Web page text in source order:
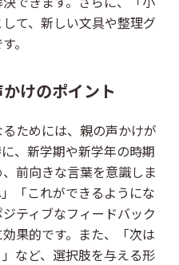
て、新しい文具や整理グ
。
けのポイント
ためには、親の声かけが
、新学期や新学年の時期
前向きな言葉を意識しま
「これができるようにな
ティブなフィードバック
果的です。また、「次は
など、選択肢を与える形